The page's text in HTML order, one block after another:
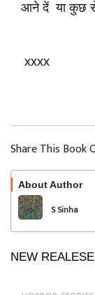
आने दें या कुछ
xxxx
Share This Book
About Author
S Sinha
NEW